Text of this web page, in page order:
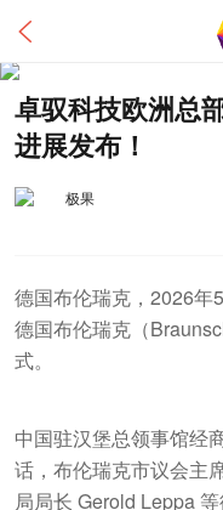
卓驭科技欧洲总
进展发布！
极果
德国布伦瑞克，2026
德国布伦瑞克（
式。
中国驻汉堡总领事馆经
话，布伦瑞克市议会主
局局长 Gerold Leppa